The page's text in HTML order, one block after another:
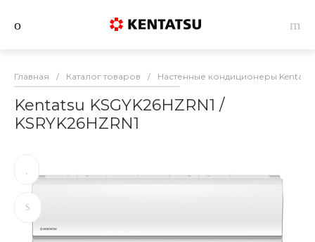
Главная / Каталог товаров / Настенные кондиционеры Kentatsu
Kentatsu KSGYK26HZRN1 /
KSRYK26HZRN1